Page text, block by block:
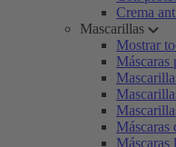
Crema
Mascarillas
Mostrar
Máscaras
Máscaras
Máscaras